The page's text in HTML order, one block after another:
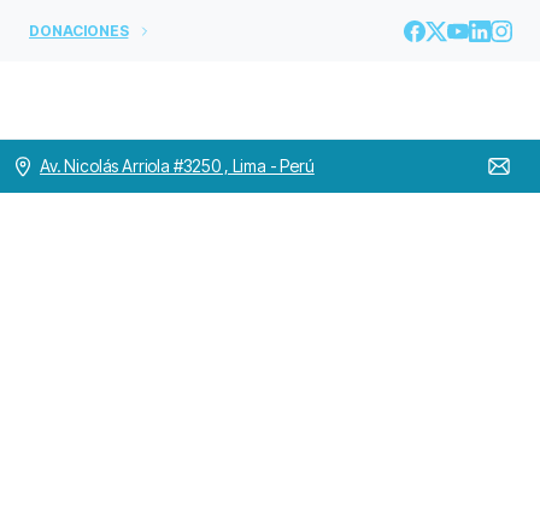
DONACIONES
Av. Nicolás Arriola #3250 , Lima - Perú